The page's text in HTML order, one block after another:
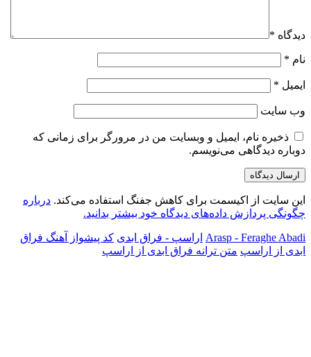
دیدگاه *
نام *
ایمیل *
وب‌ سایت
ذخیره نام، ایمیل و وبسایت من در مرورگر برای زمانی که
دوباره دیدگاهی می‌نویسم.
این سایت از اکیسمت برای کاهش جفنگ استفاده می‌کند. درباره
چگونگی پردازش داده‌های دیدگاه خود بیشتر بدانید.
Arasp - Feraghe Abadi اراسپ - فراق ابدی کد پیشواز آهنگ فراق
ابدی از اراسپ متن ترانه فراق ابدی از اراسپ